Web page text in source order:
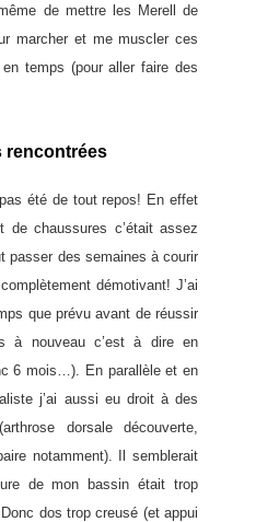
de mettre les Merell de
marcher et me muscler ces
temps (pour aller faire des
rencontrées
été de tout repos! En effet
de chaussures c’était assez
passer des semaines à courir
démotivant! J’ai
que prévu avant de réussir
à nouveau c’est à dire en
6 mois…). En parallèle et en
j’ai aussi eu droit à des
dorsale découverte,
notamment). Il semblerait
de mon bassin était trop
dos trop creusé (et appui